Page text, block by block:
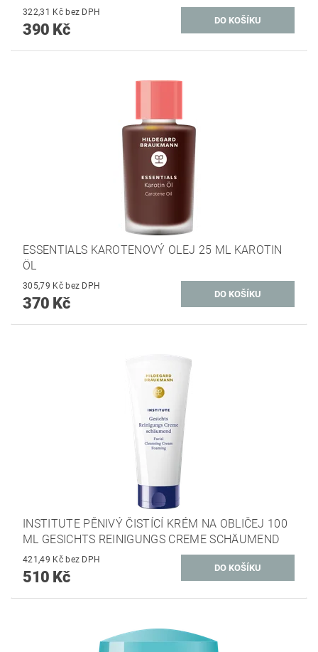
322,31 Kč bez DPH
390 Kč
ESSENTIALS KAROTENOVÝ OLEJ 25 ML KAROTIN
ÖL
305,79 Kč bez DPH
370 Kč
INSTITUTE PĚNIVÝ ČISTÍCÍ KRÉM NA OBLIČEJ 100
ML GESICHTS REINIGUNGS CREME SCHÄUMEND
421,49 Kč bez DPH
510 Kč